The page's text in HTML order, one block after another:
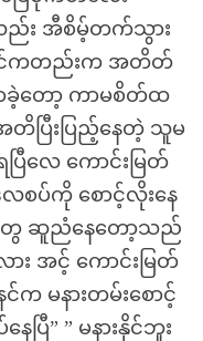
ည်း အီစိမ့်တက်သွား
င်ကတည်းက အတိတ်
ခဲ့တော့ ကာမစိတ်ထ
တိပြီးပြည့်နေတဲ့ သူမ
ပြီလေ ကောင်းမြတ်
စပ်ကို စောင့်လိုးနေ
ေ ဆူညံနေတော့သည်
း အင့် ကောင်းမြတ်
က မနားတမ်းစောင့်
ြီ” ” မနားနိုင်ဘူး